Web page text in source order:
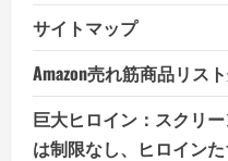
サイトマップ
Amazon売れ筋商品リス
巨大ヒロイン：スクリ
は制限なし、ヒロインた